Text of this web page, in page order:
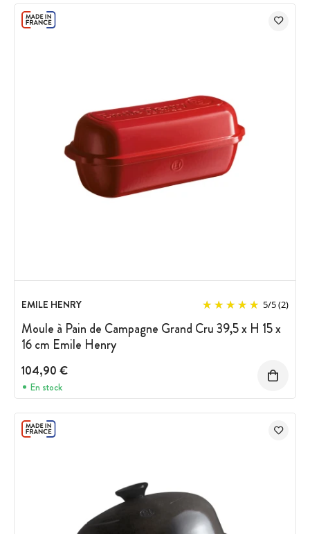
EMILE HENRY 5/5(2)
Moule à Pain de Campagne Grand Cru 39,5 x H 15 x
16 cm Emile Henry
104,90 €
En stock